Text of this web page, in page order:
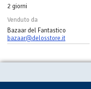
2 giorni
Venduto da
Bazaar del Fantastico
bazaar@delosstore.it